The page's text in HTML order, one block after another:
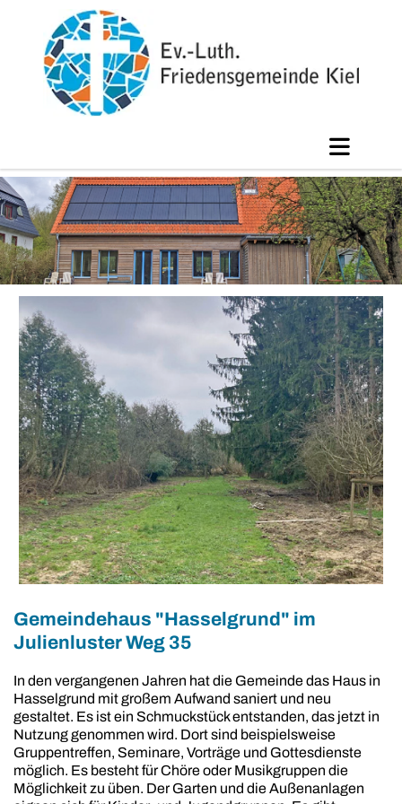
Gemeindehaus "Hasselgrund" im
Julienluster Weg 35
In den vergangenen Jahren hat die Gemeinde das Haus in
Hasselgrund mit großem Aufwand saniert und neu
gestaltet. Es ist ein Schmuckstück entstanden, das jetzt in
Nutzung genommen wird. Dort sind beispielsweise
Gruppentreffen, Seminare, Vorträge und Gottesdienste
möglich. Es besteht für Chöre oder Musikgruppen die
Möglichkeit zu üben. Der Garten und die Außenanlagen